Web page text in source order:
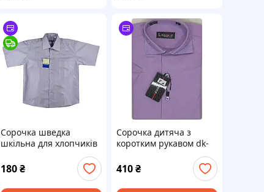
Сорочка шведка
шкільна для хлопчиків
128/134,140,146/152
180₴
Сорочка дитяча з
коротким рукавом dk-
0005 Lagard бузкова
однотонна
комбінована приталені
410₴